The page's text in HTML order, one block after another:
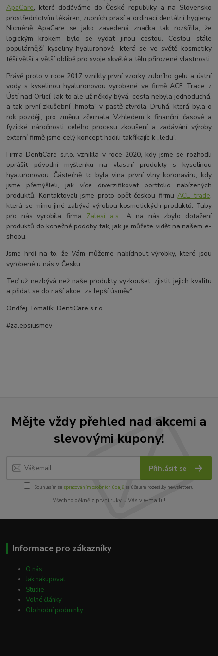
ApaCare, které dodáváme do České republiky a na Slovensko
prostřednictvím lékáren, zubních praxí a ordinací dentální hygieny.
Nicméně ApaCare se jako zavedená značka tak rozšířila, že
logickým krokem bylo se vydat jinou cestou. Cestou stále
populárnější kyseliny hyaluronové, která se ve světě kosmetiky
těší větší a větší oblibě pro svoje skvělé a tělu přirozené vlastnosti.
Právě proto v roce 2017 vznikly první vzorky zubního gelu a ústní
vody s kyselinou hyaluronovou vyrobené ve firmě ACE Trade z
Ústí nad Orlicí. Jak to ale už někdy bývá, cesta nebyla jednoduchá,
a tak první zkušební „hmota“ v pastě ztvrdla. Druhá, která byla o
rok později, pro změnu zčernala. Vzhledem k finanční, časové a
fyzické náročnosti celého procesu zkoušení a zadávání výroby
externí firmě jsme celý koncept hodili takříkajíc k „ledu“.
Firma DentiCare s.r.o. vznikla v roce 2020, kdy jsme se rozhodli
oprášit původní myšlenku na vlastní produkty s kyselinou
hyaluronovou. Částečně to byla vina první vlny koronaviru, kdy
jsme přemýšleli, jak více diverzifikovat portfolio nabízených
produktů. Kontaktovali jsme proto opět českou firmuACE trade,
která se mimo jiné zabývá výrobou kosmetických produktů. Tuby
pro nás vyrobila firma Zalesí a.s.. A na nás zbylo dotažení
produktů do konečné podoby tak, jak je můžete vidět na našem e-
shopu.
Jsme hrdí na to, že Vám můžeme nabídnout výrobky, které jsou
vyrobené u nás v Česku.
Teď už nezbývá než naše produkty vyzkoušet, zjistit jejich kvalitu
a přidat se do naší akce „za lepší úsměv“.
Ondřej Tomalík, DentiCare s.r.o.
#zalepsiusmev
Mějte vždy přehled nad akcemi a
slevovými kupony!
Přihlásit se
Souhlasím se zpracováním osobních údajůza účelem rozesílky newsletteru.
Všechno pěkně z první ruky u Vás v e-mailu!
Informace pro zákazníky
O nás
Jak nakupovat
Studie
Volné články
Obchodní podmínky